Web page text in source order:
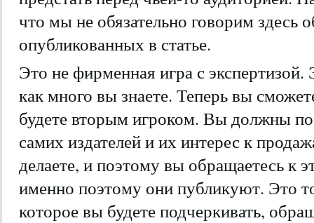
что мы не обязательно говорим здесь
опубликованных в статье.
Это не фирменная игра с
как много вы знаете. Теперь вы
будете вторым игроком. Вы должны
самих издателей и их интерес к
делаете, и поэтому вы обращаетесь к
именно поэтому они публикуют. Это
которое вы будете подчеркивать,